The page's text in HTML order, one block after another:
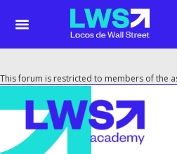
This forum is restricted to members of the